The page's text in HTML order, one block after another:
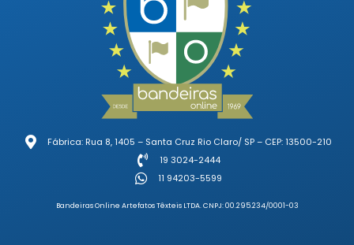
Fábrica: Rua 8, 1405 – Santa Cruz Rio Claro/ SP – CEP: 13500-210
19 3024-2444
11 94203-5599
Bandeiras Online Artefatos Têxteis LTDA. CNPJ: 00.295.234/0001-03